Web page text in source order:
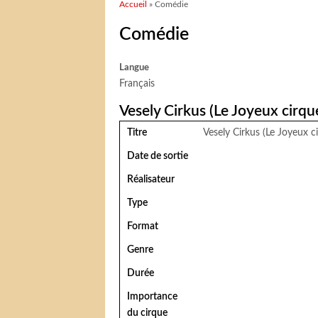
Vous êtes ici
Accueil » Comédie
Comédie
Langue
Français
Vesely Cirkus (Le Joyeux
Titre Vesely Cirkus (Le Joyeux
Date de sortie
Réalisateur
Type
Format
Genre
Durée
Importance
du cirque